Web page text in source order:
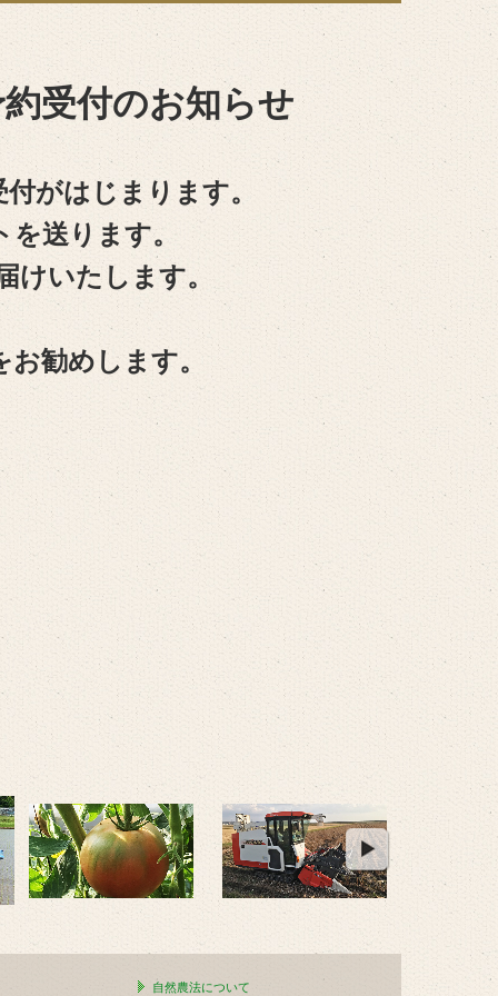
受付のお知らせ
がはじまります。
送ります。
けいたします。
勧めします。
自然農法について